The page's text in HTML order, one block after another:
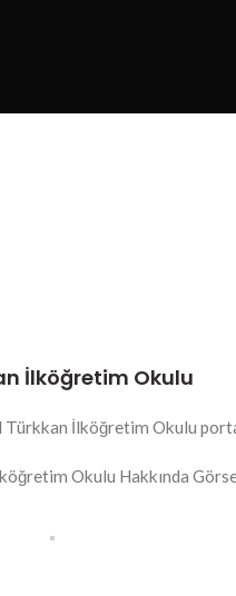
İlköğretim Okulu
Türkkan İlköğretim Okulu
Okulu Hakkında